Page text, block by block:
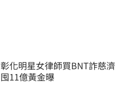
彰化明星女律師買BNT詐慈濟
囤11億黃金曝